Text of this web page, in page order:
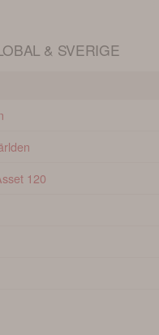
& SVERIGE
120